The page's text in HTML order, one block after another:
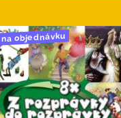
na objednávku